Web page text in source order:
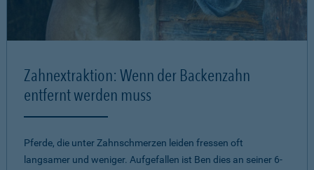
Zahnextraktion: Wenn der Backenzahn
entfernt werden muss
Pferde, die unter Zahnschmerzen leiden fressen oft
langsamer und weniger. Aufgefallen ist Ben dies an seiner 6-